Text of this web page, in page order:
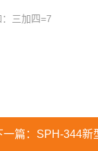
三加四=7
一篇： SPH-344新